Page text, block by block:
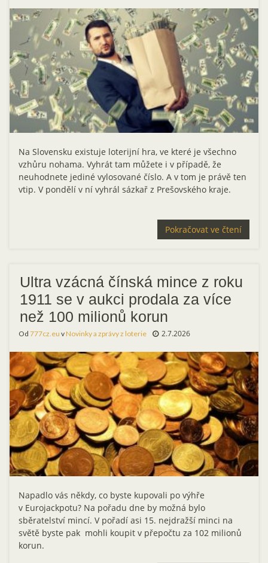
Na Slovensku existuje loterijní hra, ve které je všechno
vzhůru nohama. Vyhrát tam můžete i v případě, že
neuhodnete jediné vylosované číslo. A v tom je právě ten
vtip. V pondělí v ní vyhrál sázkař z Prešovského kraje.
Pokračovat ve čtení
Ultra vzácná čínská mince z roku
1911 se v aukci prodala za více
než 100 milionů korun
Od 777cz.eu vNovinky a zprávy z loterie 2.7.2026
Napadlo vás někdy, co byste kupovali po výhře
v Eurojackpotu? Na pořadu dne by možná bylo
sběratelství mincí. V pořadí asi 15. nejdražší minci na
světě byste pak mohli koupit v přepočtu za 102 milionů
korun.